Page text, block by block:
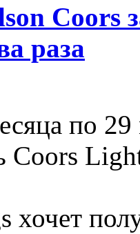
Coors
раза
по
Coors